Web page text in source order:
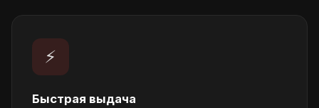
⚡
Быстрая выдача